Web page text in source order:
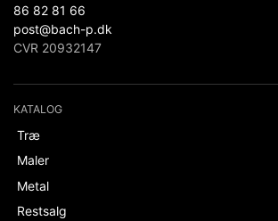
86 82 81 66
post@bach-p.dk
CVR 20932147
KATALOG
Træ
Maler
Metal
Restsalg